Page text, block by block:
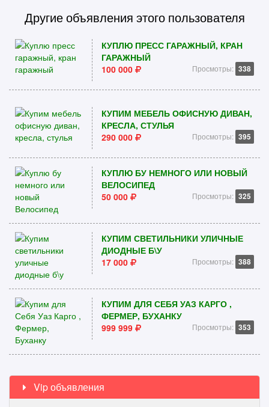
Другие объявления этого пользователя
КУПЛЮ ПРЕСС ГАРАЖНЫЙ, КРАН
ГАРАЖНЫЙ
100 000
Просмотры: 338
КУПИМ МЕБЕЛЬ ОФИСНУЮ ДИВАН,
КРЕСЛА, СТУЛЬЯ
290 000
Просмотры: 395
КУПЛЮ БУ НЕМНОГО ИЛИ НОВЫЙ
ВЕЛОСИПЕД
50 000
Просмотры: 325
КУПИМ СВЕТИЛЬНИКИ УЛИЧНЫЕ
ДИОДНЫЕ Б\У
17 000
Просмотры: 388
КУПИМ ДЛЯ СЕБЯ УАЗ КАРГО ,
ФЕРМЕР, БУХАНКУ
999 999
Просмотры: 353
Vip объявления